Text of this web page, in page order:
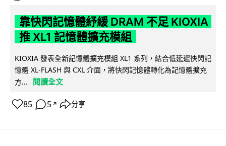
靠快閃記憶體紓緩 DRAM 不足 KIOXIA
推 XL1 記憶體擴充模組
KIOXIA 發表全新記憶體擴充模組 XL1 系列，結合低延遲快閃記
憶體 XL-FLASH 與 CXL 介面，將快閃記憶體轉化為記憶體擴充
方...
閱讀全文
85 5 ↗ 分享